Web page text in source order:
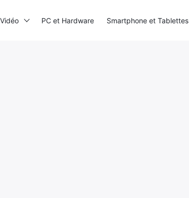
PC et Hardware Smartphone et Tablettes